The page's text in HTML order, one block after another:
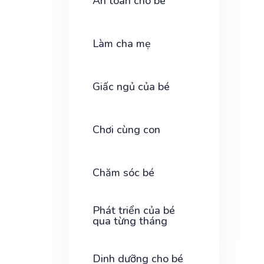
Làm cha mẹ
Giấc ngủ của bé
Chơi cùng con
Chăm sóc bé
Phát triển của bé
qua từng tháng
Dinh dưỡng cho bé